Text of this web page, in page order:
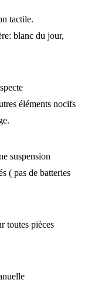
tactile.
blanc du jour,
éléments nocifs
suspension
( pas de batteries
toutes pièces